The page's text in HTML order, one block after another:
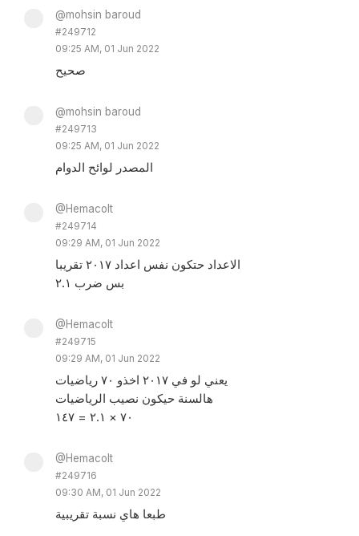
@mohsin baroud
#249712
09:25 AM, 01 Jun 2022
صحيح
@mohsin baroud
#249713
09:25 AM, 01 Jun 2022
المصدر لوائح الدوام
@Hemacolt
#249714
09:29 AM, 01 Jun 2022
الاعداد حتكون نفس اعداد ٢٠١٧ تقريبا
بس ضرب ٢.١
@Hemacolt
#249715
09:29 AM, 01 Jun 2022
يعني لو في ٢٠١٧ اخذو ٧٠ رياضيات
هالسنة حيكون نصيب الرياضيات
٧٠ × ٢.١ = ١٤٧
@Hemacolt
#249716
09:30 AM, 01 Jun 2022
طبعا هاي نسبة تقريبية